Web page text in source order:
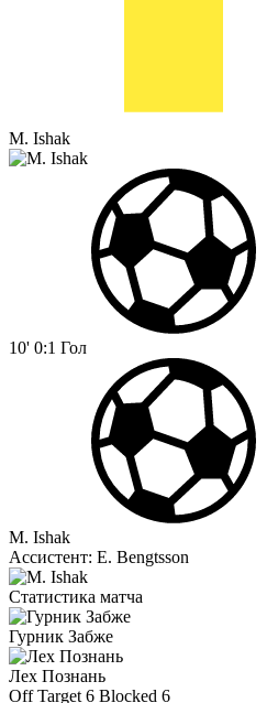
M. Ishak
10' 0:1 Гол
M. Ishak
Ассистент: E. Bengtsson
Статистика матча
Гурник Забже
Лех Познань
Off Target 6 Blocked 6